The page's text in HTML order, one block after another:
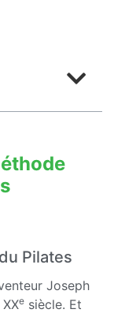
Pilates
Joseph
e siècle. Et